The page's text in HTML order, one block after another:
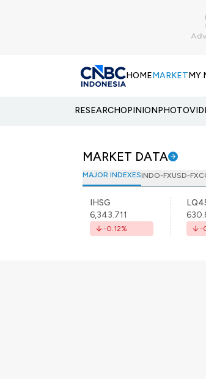
HOMEMARKETMY
RESEARCHOPINIONPHOTO
MARKET DATA
MAJOR INDEXESINDO-FXUSD-FX
IHSG
6,343.711
-0.12% -